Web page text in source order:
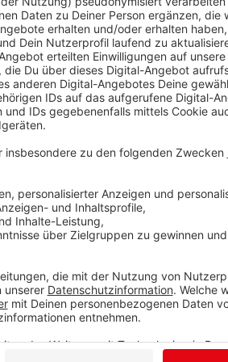
Siegener Cateringservice sucht eine
bis Freitag.
international tätige
oder Elektriker (m/w/d)
in Wilnsdorf braucht ein
für Rechnungswesenoder mit
Neunkirchen sucht ein weltweit
der Hochregalmontage einen
allgemeinmedizinische Praxis in Bad
einstellen.
wird einBerufskraftfahrer (m/
zu den Angeboten gibt die
von 8-18 Uhr, unter 0800 4